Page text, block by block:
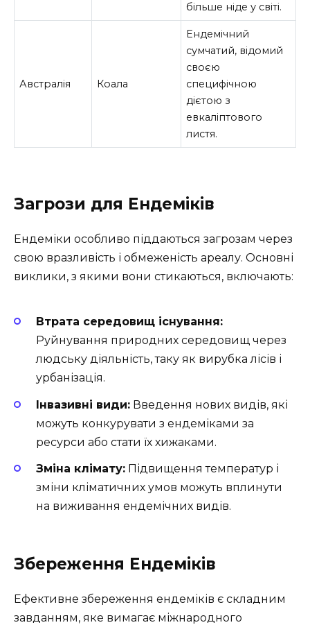
більше ніде у світі.
Австралія Коала
Ендемічний
сумчатий, відомий
своєю
специфічною
дієтою з
евкаліптового
листя.
Загрози для Ендеміків
Ендеміки особливо піддаються загрозам через
свою вразливість і обмеженість ареалу. Основні
виклики, з якими вони стикаються, включають:
Втрата середовищ існування:
Руйнування природних середовищ через
людську діяльність, таку як вирубка лісів і
урбанізація.
Інвазивні види: Введення нових видів, які
можуть конкурувати з ендеміками за
ресурси або стати їх хижаками.
Зміна клімату: Підвищення температур і
зміни кліматичних умов можуть вплинути
на виживання ендемічних видів.
Збереження Ендеміків
Ефективне збереження ендеміків є складним
завданням, яке вимагає міжнародного